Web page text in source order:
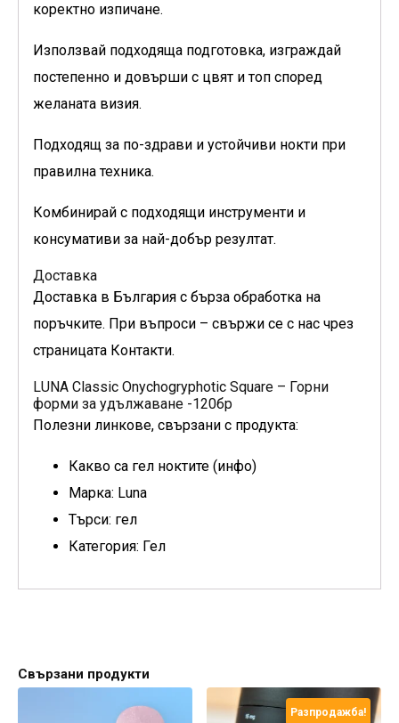
коректно изпичане.
Използвай подходяща подготовка, изграждай
постепенно и довърши с цвят и топ според
желаната визия.
Подходящ за по-здрави и устойчиви нокти при
правилна техника.
Комбинирай с подходящи инструменти и
консумативи за най-добър резултат.
Доставка
Доставка в България с бърза обработка на
поръчките. При въпроси – свържи се с нас чрез
страницата Контакти.
LUNA Classic Onychogryphotic Square – Горни
форми за удължаване -120бр
Полезни линкове, свързани с продукта:
Какво са гел ноктите (инфо)
Марка: Luna
Търси: гел
Категория: Гел
Свързани продукти
Разпродажба!